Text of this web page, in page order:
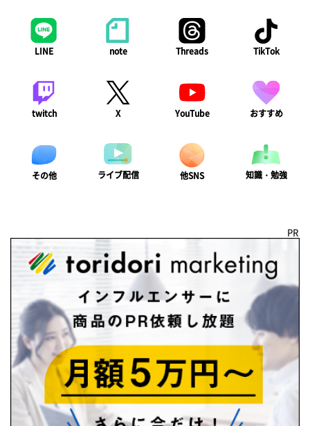
LINE note Threads TikTok
twitch X YouTube おすすめ
その他 ライブ配信 他SNS 知識・勉強
PR